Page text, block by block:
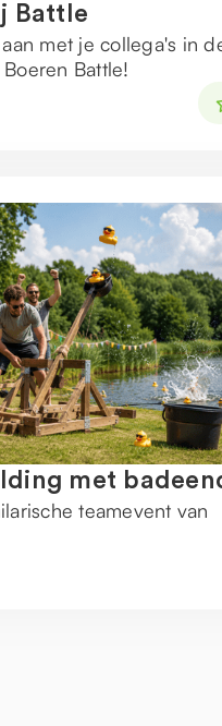
Battle
met je collega's in
Battle!
met
teamevent van